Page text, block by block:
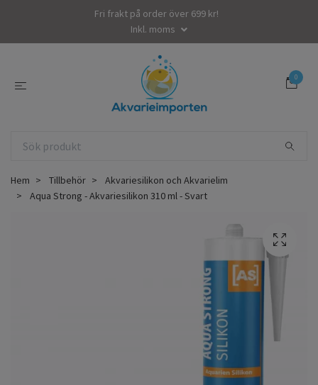
Fri frakt på order över 699 kr!
Inkl. moms
0
Hem Tillbehör
Akvariesilikon och Akvarielim
Aqua Strong - Akvariesilikon 310 ml - Svart